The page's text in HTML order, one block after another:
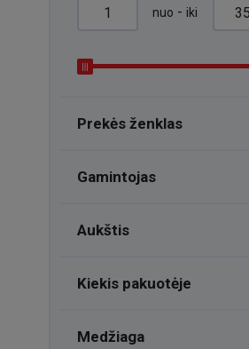
nuo - iki
Prekės ženklas
Gamintojas
Aukštis
Kiekis pakuotėje
Medžiaga